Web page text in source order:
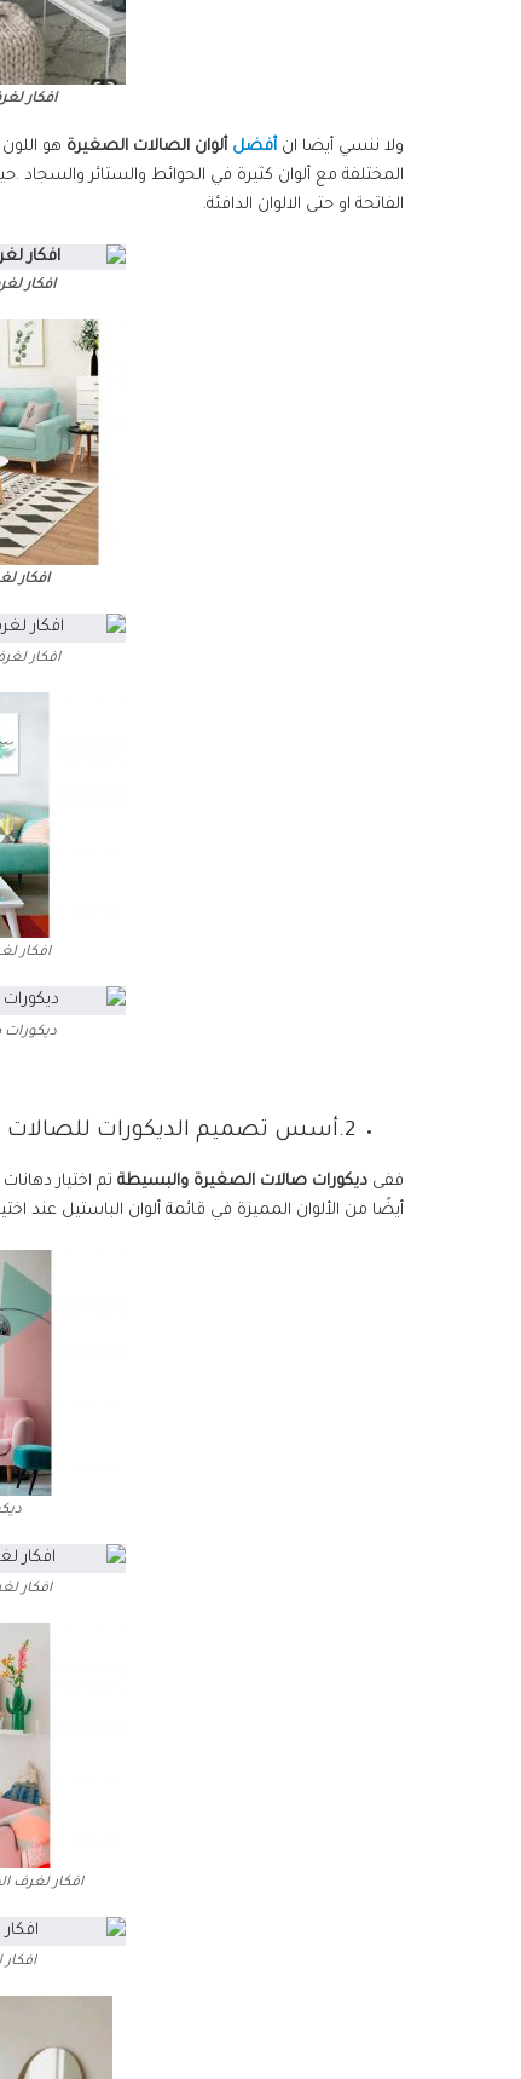
افكار
ولا ننسي أيضا ان أفضل ألوان الصالات الصغيرة هو
المختلفة مع ألوان كثيرة في الحوائط والستائر والسجاد
الفاتحة او حتى الالوان الدافئة.
افكار
افكار
افكار
افكار
2.أسس تصميم الديكورات للصالات الصغيرة والبسيطة
ففى ديكورات صالات الصغيرة والبسيطة تم اختيار
أيضًا من الألوان المميزة في قائمة ألوان الباستيل عند
افكار
افكار لغرف